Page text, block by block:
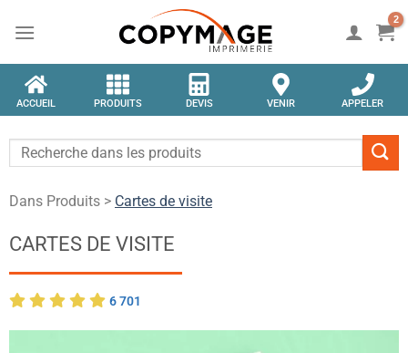
ACCUEIL PRODUITS DEVIS VENIR APPELER
Dans Produits > Cartes de visite
CARTES DE VISITE
6 701